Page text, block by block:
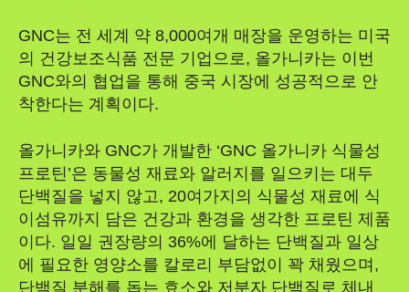
GNC는 전 세계 약 8,000여개 매장을 운영하는 미국
의 건강보조식품 전문 기업으로, 올가니카는 이번
GNC와의 협업을 통해 중국 시장에 성공적으로 안
착한다는 계획이다.
올가니카와 GNC가 개발한 ‘GNC 올가니카 식물성
프로틴’은 동물성 재료와 알러지를 일으키는 대두
단백질을 넣지 않고, 20여가지의 식물성 재료에 식
이섬유까지 담은 건강과 환경을 생각한 프로틴 제품
이다. 일일 권장량의 36%에 달하는 단백질과 일상
에 필요한 영양소를 칼로리 부담없이 꽉 채웠으며,
단백질 분해를 돕는 효소와 저분자 단백질로 체내